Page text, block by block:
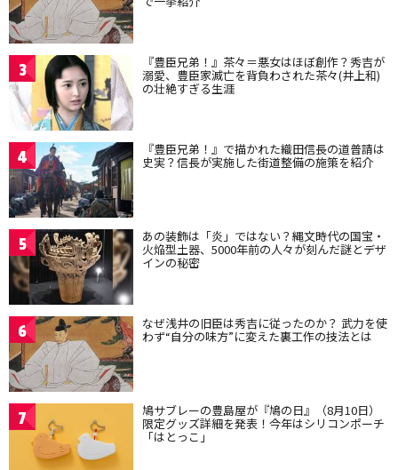
3 『豊臣兄弟！』茶々＝悪女はほぼ創作？秀吉が
溺愛、豊臣家滅亡を背負わされた茶々(井上和)
の壮絶すぎる生涯
4 『豊臣兄弟！』で描かれた織田信長の道普請は
史実？信長が実施した街道整備の施策を紹介
5 あの装飾は「炎」ではない？縄文時代の国宝・
火焔型土器、5000年前の人々が刻んだ謎とデザ
インの秘密
6 なぜ浅井の旧臣は秀吉に従ったのか？ 武力を使
わず“自分の味方”に変えた裏工作の技法とは
7 鳩サブレーの豊島屋が『鳩の日』（8月10日）
限定グッズ詳細を発表！今年はシリコンポーチ
「はとっこ」